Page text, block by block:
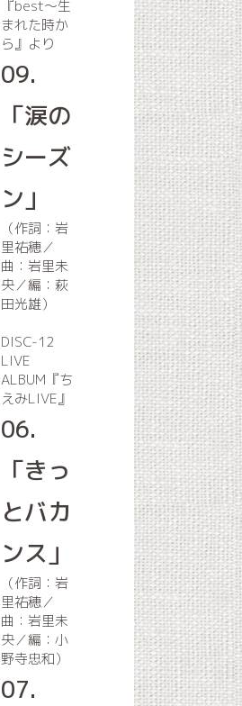
『best〜生
まれた時か
ら』より
09.
「涙の
シーズ
ン」
（作詞：岩
里祐穂／
曲：岩里未
央／編：萩
田光雄）
DISC-12
LIVE
ALBUM『ち
えみLIVE』
06.
「きっ
とバカ
ンス」
（作詞：岩
里祐穂／
曲：岩里未
央／編：小
野寺忠和）
07.